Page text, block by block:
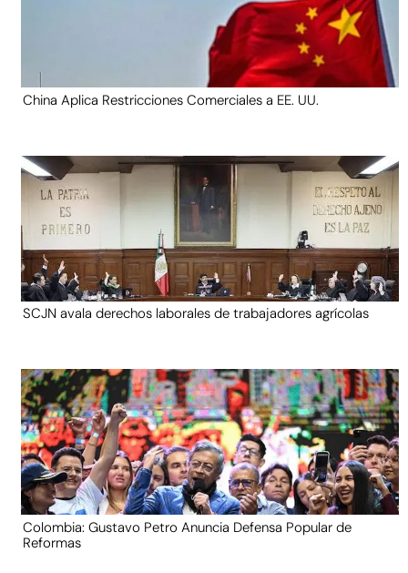
China Aplica Restricciones Comerciales a EE. UU.
SCJN avala derechos laborales de trabajadores agrícolas
Colombia: Gustavo Petro Anuncia Defensa Popular de
Reformas